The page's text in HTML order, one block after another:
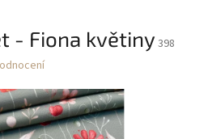
- Fiona květiny 398